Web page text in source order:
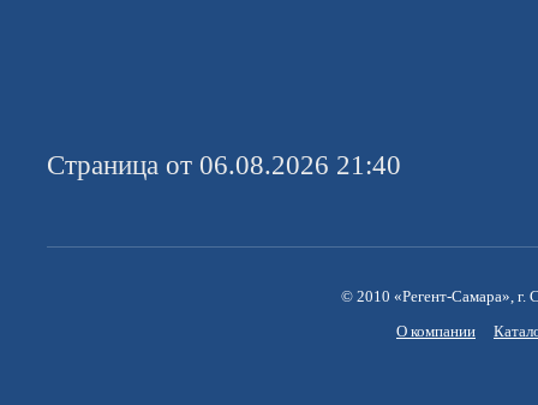
Страница от 06.08.2026 21:40
© 2010 «Регент-Самара», г.
О компании